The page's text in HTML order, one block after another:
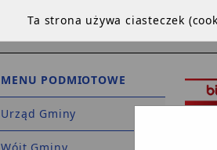
MENU PODMIOTOWE
Urząd Gminy
Wójt Gminy
Ta strona używa ciasteczek